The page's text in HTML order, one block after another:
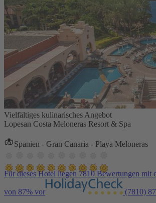
Vielfältiges kulinarisches Angebot
Lopesan Costa Meloneras Resort & Spa
Spanien - Gran Canaria - Playa Meloneras
Für dieses Hotel liegen 7810 Bewertungen mit
von 87% vor (7810)